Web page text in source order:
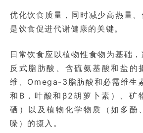
优化饮食质量，同时减少高热量、
是饮食促进代谢健康的关键。
日常饮食应以植物性食物为基础，
反式脂肪酸、含硫氨基酸和盐的
维、Omega-3脂肪酸和必需维生
和B，叶酸和β2胡萝卜素）、矿
硒）以及植物化学物质（如多酚
哚）的摄入。